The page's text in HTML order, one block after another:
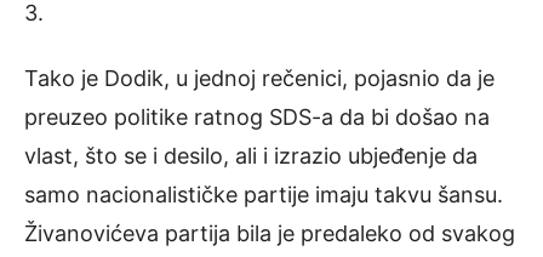
3.
Tako je Dodik, u jednoj rečenici, pojasnio da je
preuzeo politike ratnog SDS-a da bi došao na
vlast, što se i desilo, ali i izrazio ubjeđenje da
samo nacionalističke partije imaju takvu šansu.
Živanovićeva partija bila je predaleko od svakog